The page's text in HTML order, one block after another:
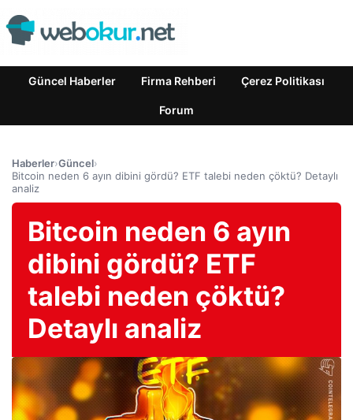
Güncel Haberler Firma Rehberi Çerez Politikası
Forum
Haberler›Güncel›
Bitcoin neden 6 ayın dibini gördü? ETF talebi neden çöktü? Detaylı
analiz
Bitcoin neden 6 ayın
dibini gördü? ETF
talebi neden çöktü?
Detaylı analiz